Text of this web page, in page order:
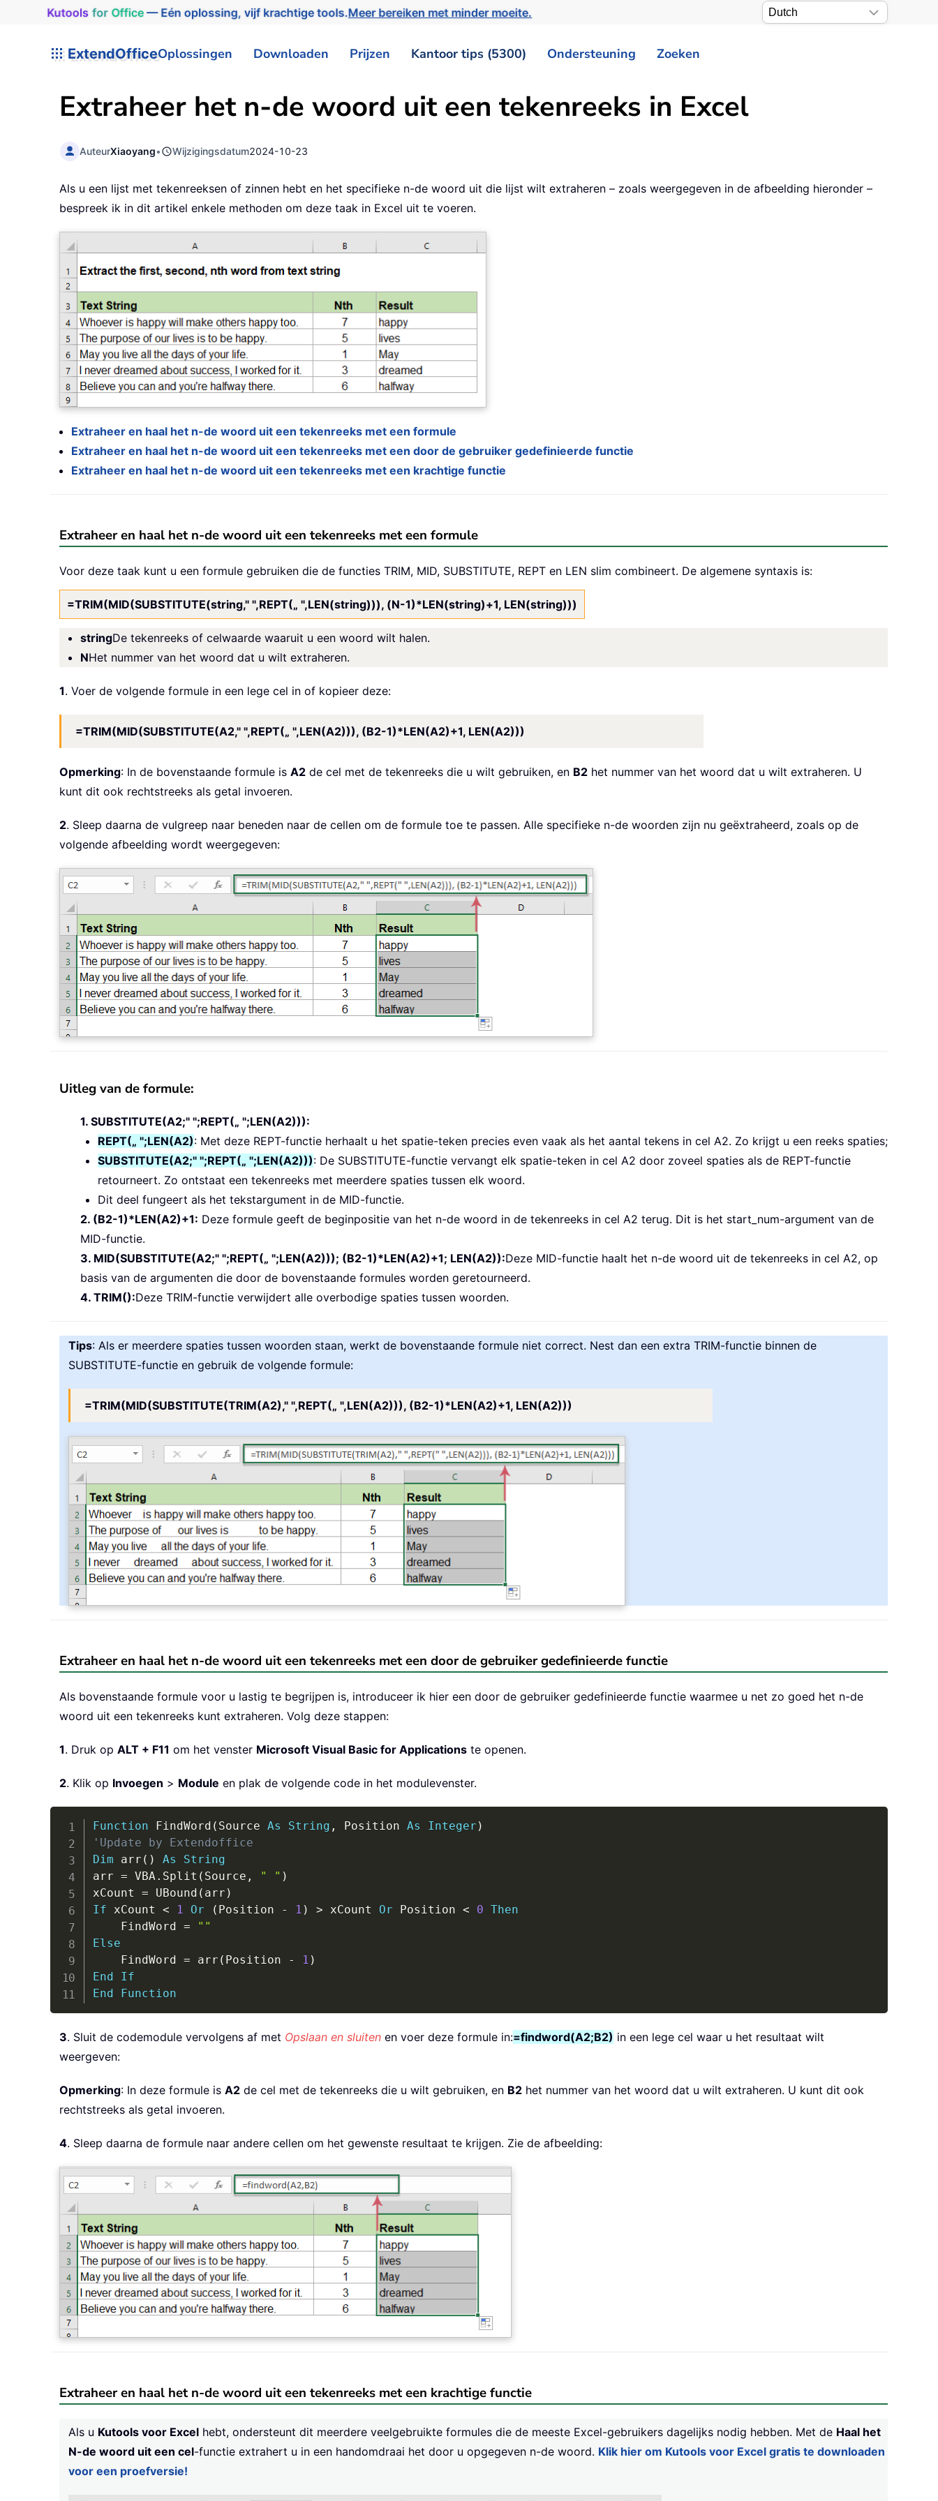
Kutools for Office— Eén oplossing, vijf krachtige tools.Meer bereiken met minder moeite.
ExtendOfficeOplossingen Downloaden Prijzen Kantoor tips (5300) Ondersteuning Zoeken
Extraheer het n-de woord uit een tekenreeks in Excel
AuteurXiaoyang• Wijzigingsdatum2024-10-23
Als u een lijst met tekenreeksen of zinnen hebt en het specifieke n-de woord uit die lijst wilt extraheren – zoals weergegeven in de afbeelding hieronder –
bespreek ik in dit artikel enkele methoden om deze taak in Excel uit te voeren.
Extraheer en haal het n-de woord uit een tekenreeks met een formule
Extraheer en haal het n-de woord uit een tekenreeks met een door de gebruiker gedefinieerde functie
Extraheer en haal het n-de woord uit een tekenreeks met een krachtige functie
Extraheer en haal het n-de woord uit een tekenreeks met een formule
Voor deze taak kunt u een formule gebruiken die de functies TRIM, MID, SUBSTITUTE, REPT en LEN slim combineert. De algemene syntaxis is:
=TRIM(MID(SUBSTITUTE(string," ",REPT(„ ",LEN(string))), (N-1)*LEN(string)+1, LEN(string)))
stringDe tekenreeks of celwaarde waaruit u een woord wilt halen.
NHet nummer van het woord dat u wilt extraheren.
1. Voer de volgende formule in een lege cel in of kopieer deze:
=TRIM(MID(SUBSTITUTE(A2," ",REPT(„ ",LEN(A2))), (B2-1)*LEN(A2)+1, LEN(A2)))
Opmerking: In de bovenstaande formule is A2 de cel met de tekenreeks die u wilt gebruiken, en B2 het nummer van het woord dat u wilt extraheren. U
kunt dit ook rechtstreeks als getal invoeren.
2. Sleep daarna de vulgreep naar beneden naar de cellen om de formule toe te passen. Alle specifieke n-de woorden zijn nu geëxtraheerd, zoals op de
volgende afbeelding wordt weergegeven:
Uitleg van de formule:
1. SUBSTITUTE(A2;" ";REPT(„ ";LEN(A2))):
REPT(„ ";LEN(A2): Met deze REPT-functie herhaalt u het spatie-teken precies even vaak als het aantal tekens in cel A2. Zo krijgt u een reeks spaties;
SUBSTITUTE(A2;" ";REPT(„ ";LEN(A2))): De SUBSTITUTE-functie vervangt elk spatie-teken in cel A2 door zoveel spaties als de REPT-functie
retourneert. Zo ontstaat een tekenreeks met meerdere spaties tussen elk woord.
Dit deel fungeert als het tekstargument in de MID-functie.
2. (B2-1)*LEN(A2)+1: Deze formule geeft de beginpositie van het n-de woord in de tekenreeks in cel A2 terug. Dit is het start_num-argument van de
MID-functie.
3. MID(SUBSTITUTE(A2;" ";REPT(„ ";LEN(A2))); (B2-1)*LEN(A2)+1; LEN(A2)):Deze MID-functie haalt het n-de woord uit de tekenreeks in cel A2, op
basis van de argumenten die door de bovenstaande formules worden geretourneerd.
4. TRIM():Deze TRIM-functie verwijdert alle overbodige spaties tussen woorden.
Tips: Als er meerdere spaties tussen woorden staan, werkt de bovenstaande formule niet correct. Nest dan een extra TRIM-functie binnen de
SUBSTITUTE-functie en gebruik de volgende formule:
=TRIM(MID(SUBSTITUTE(TRIM(A2)," ",REPT(„ ",LEN(A2))), (B2-1)*LEN(A2)+1, LEN(A2)))
Extraheer en haal het n-de woord uit een tekenreeks met een door de gebruiker gedefinieerde functie
Als bovenstaande formule voor u lastig te begrijpen is, introduceer ik hier een door de gebruiker gedefinieerde functie waarmee u net zo goed het n-de
woord uit een tekenreeks kunt extraheren. Volg deze stappen:
1. Druk op ALT + F11 om het venster Microsoft Visual Basic for Applications te openen.
2. Klik op Invoegen > Module en plak de volgende code in het modulevenster.
Function FindWord ( Source As String , Position As Integer )
'Update by Extendoffice
Dim arr ( ) As
String
arr = VBA. Split ( Source , " " )
xCount = UBound ( arr )
If xCount < 1 Or ( Position - 1 ) > xCount Or Position < 0 Then
    FindWord
=
""
Else
    FindWord
= arr ( Position - 1 )
End
If
End
Function
3. Sluit de codemodule vervolgens af met Opslaan en sluiten en voer deze formule in:=findword(A2;B2) in een lege cel waar u het resultaat wilt
weergeven:
Opmerking: In deze formule is A2 de cel met de tekenreeks die u wilt gebruiken, en B2 het nummer van het woord dat u wilt extraheren. U kunt dit ook
rechtstreeks als getal invoeren.
4. Sleep daarna de formule naar andere cellen om het gewenste resultaat te krijgen. Zie de afbeelding:
Extraheer en haal het n-de woord uit een tekenreeks met een krachtige functie
Als u Kutools voor Excel hebt, ondersteunt dit meerdere veelgebruikte formules die de meeste Excel-gebruikers dagelijks nodig hebben. Met de Haal het
N-de woord uit een cel-functie extrahert u in een handomdraai het door u opgegeven n-de woord. Klik hier om Kutools voor Excel gratis te downloaden
voor een proefversie!